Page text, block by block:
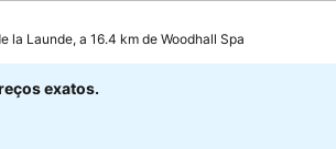
la Launde, a 16.4 km de Woodhall Spa
exatos.